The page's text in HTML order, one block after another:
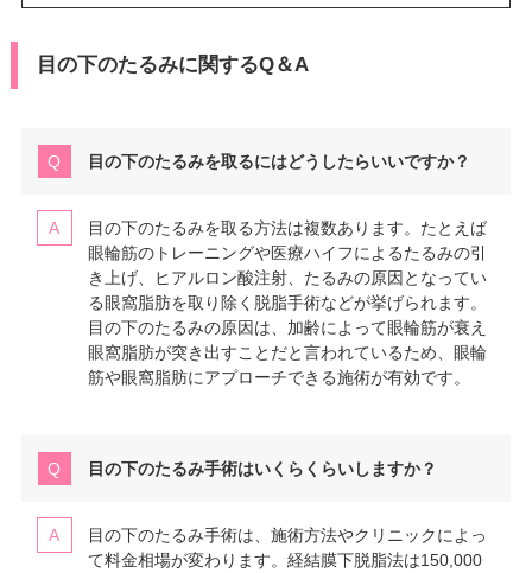
目の下のたるみに関するQ＆A
目の下のたるみを取るにはどうしたらいいですか？
目の下のたるみを取る方法は複数あります。たとえば
眼輪筋のトレーニングや医療ハイフによるたるみの引
き上げ、ヒアルロン酸注射、たるみの原因となってい
る眼窩脂肪を取り除く脱脂手術などが挙げられます。
目の下のたるみの原因は、加齢によって眼輪筋が衰え
眼窩脂肪が突き出すことだと言われているため、眼輪
筋や眼窩脂肪にアプローチできる施術が有効です。
目の下のたるみ手術はいくらくらいしますか？
目の下のたるみ手術は、施術方法やクリニックによっ
て料金相場が変わります。経結膜下脱脂法は150,000